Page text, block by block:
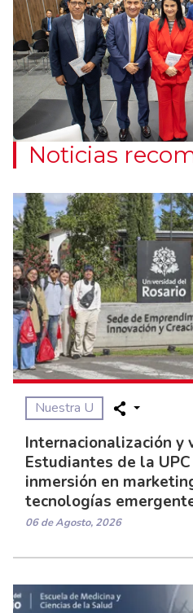
Noticias
Nuestra U
Internacionalización y
Estudiantes de la
inmersión en
tecnologías
06 de Agosto, 2026